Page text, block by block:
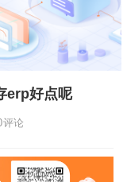
erp好点呢
评论